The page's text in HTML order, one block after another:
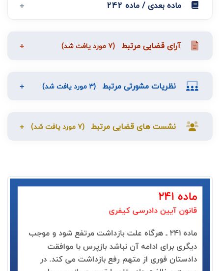
ماده بعدی / ماده 242
آرای قضایی مرتبط (7 مورد یافت شد)
نظریات مشورتی مرتبط (3 مورد یافت شد)
نشست های قضایی مرتبط (7 مورد یافت شد)